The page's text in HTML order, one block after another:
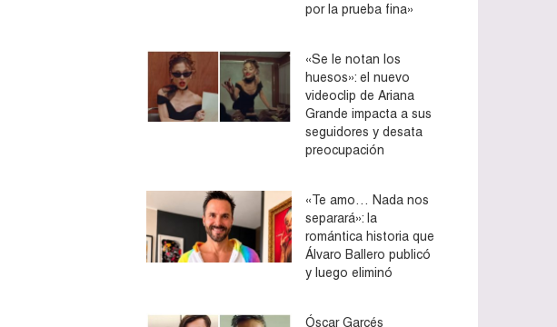
por la prueba fina»
«Se le notan los
huesos»: el nuevo
videoclip de Ariana
Grande impacta a sus
seguidores y desata
preocupación
«Te amo… Nada nos
separará»: la
romántica historia que
Álvaro Ballero publicó
y luego eliminó
Óscar Garcés